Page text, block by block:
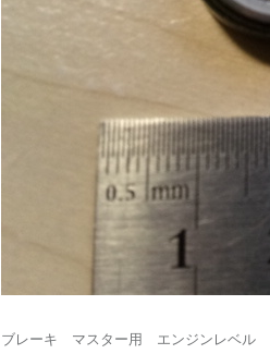
ブレーキ マスター用 エンジンレベ